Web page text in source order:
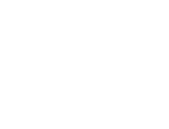
особами (залучення
роботи з
підприємства;
стосовно роботи